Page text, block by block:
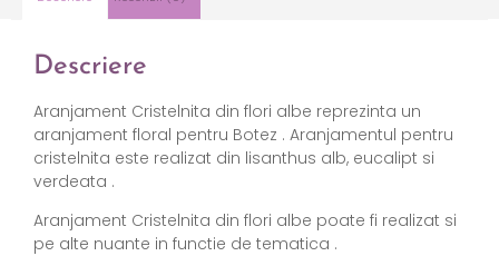
Descriere
Aranjament Cristelnita din flori albe reprezinta un
aranjament floral pentru Botez . Aranjamentul pentru
cristelnita este realizat din lisanthus alb, eucalipt si
verdeata .
Aranjament Cristelnita din flori albe poate fi realizat si
pe alte nuante in functie de tematica .